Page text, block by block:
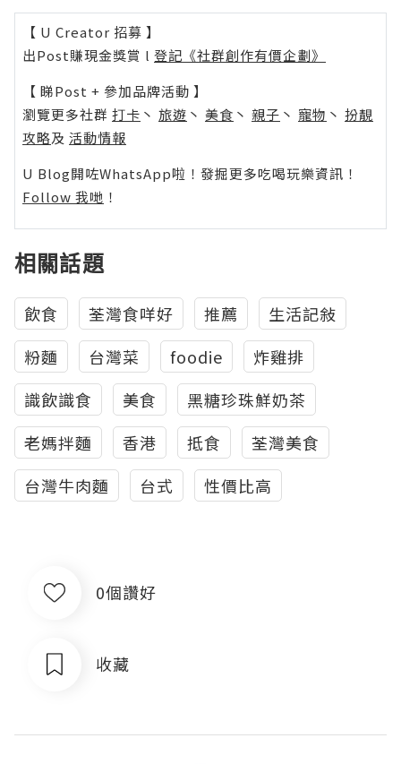
【 U Creator 招募 】
出Post賺現金獎賞 l 登記《社群創作有價企劃》
【 睇Post + 參加品牌活動 】
瀏覽更多社群 打卡 丶 旅遊 丶 美食 丶 親子 丶 寵物 丶 扮靚
攻略及 活動情報
U Blog開咗WhatsApp啦！發掘更多吃喝玩樂資訊！
Follow 我哋 ！
相關話題
飲食 荃灣食咩好 推薦
生活記敍
粉麵
台灣菜 foodie
炸雞排
識飲識食
美食
黑糖珍珠鮮奶茶
老媽拌麵
香港 抵食
荃灣美食
台灣牛肉麵
台式 性價比高
0個讚好
收藏